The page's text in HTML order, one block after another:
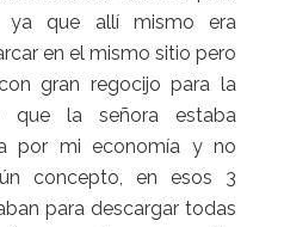
ya que allí mismo era
en el mismo sitio pero
gran regocijo para la
que la señora estaba
por mi economía y no
concepto, en esos 3
para descargar todas